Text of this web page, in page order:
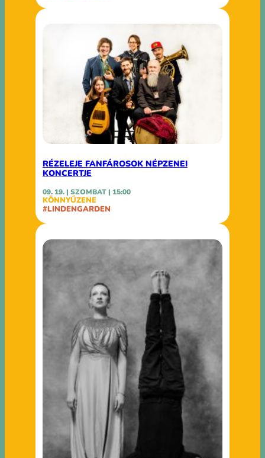
RÉZELEJE FANFÁROSOK NÉPZENEI
KONCERTJE
09. 19. | SZOMBAT | 15:00
KÖNNYŰZENE
#LINDENGARDEN